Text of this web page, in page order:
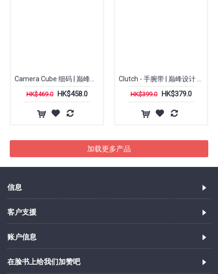
HK$469.0 HK$458.0 HK$399.0 HK$379.0
加载更多产品
信息
客户支援
账户信息
在脸书上给我们加赞吧